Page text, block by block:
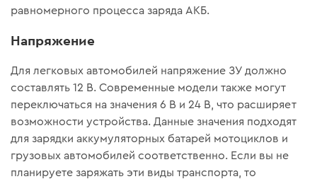
равномерного процесса заряда АКБ.
Напряжение
Для легковых автомобилей напряжение ЗУ должно
составлять 12 В. Современные модели также могут
переключаться на значения 6 В и 24 В, что расширяет
возможности устройства. Данные значения подходят
для зарядки аккумуляторных батарей мотоциклов и
грузовых автомобилей соответственно. Если вы не
планируете заряжать эти виды транспорта, то